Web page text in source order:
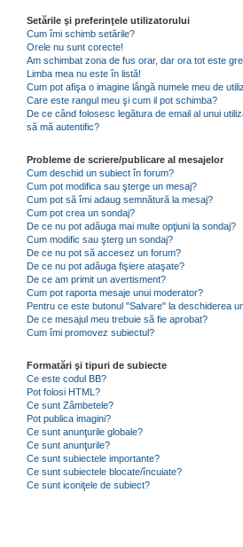
Setările şi preferinţele utilizatorului
Cum îmi schimb setările?
Orele nu sunt corecte!
Am schimbat zona de fus orar, dar ora tot este
Limba mea nu este în listă!
Cum pot afişa o imagine lângă numele meu de
Care este rangul meu şi cum il pot schimba?
De ce când folosesc legătura de email al unui
să mă autentific?
Probleme de scriere/publicare al mesajelor
Cum deschid un subiect în forum?
Cum pot modifica sau şterge un mesaj?
Cum pot să îmi adaug semnătură la mesaj?
Cum pot crea un sondaj?
De ce nu pot adăuga mai multe opţiuni la sondaj?
Cum modific sau şterg un sondaj?
De ce nu pot să accesez un forum?
De ce nu pot adăuga fişiere ataşate?
De ce am primit un avertisment?
Cum pot raporta mesaje unui moderator?
Pentru ce este butonul "Salvare" la deschiderea
De ce mesajul meu trebuie să fie aprobat?
Cum îmi promovez subiectul?
Formatări şi tipuri de subiecte
Ce este codul BB?
Pot folosi HTML?
Ce sunt Zâmbetele?
Pot publica imagini?
Ce sunt anunţurile globale?
Ce sunt anunţurile?
Ce sunt subiectele importante?
Ce sunt subiectele blocate/încuiate?
Ce sunt iconiţele de subiect?